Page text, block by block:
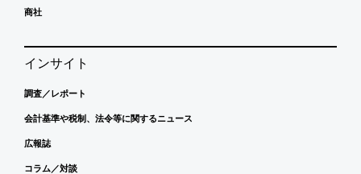
商社
インサイト
調査／レポート
会計基準や税制、法令等に関するニュース
広報誌
コラム／対談